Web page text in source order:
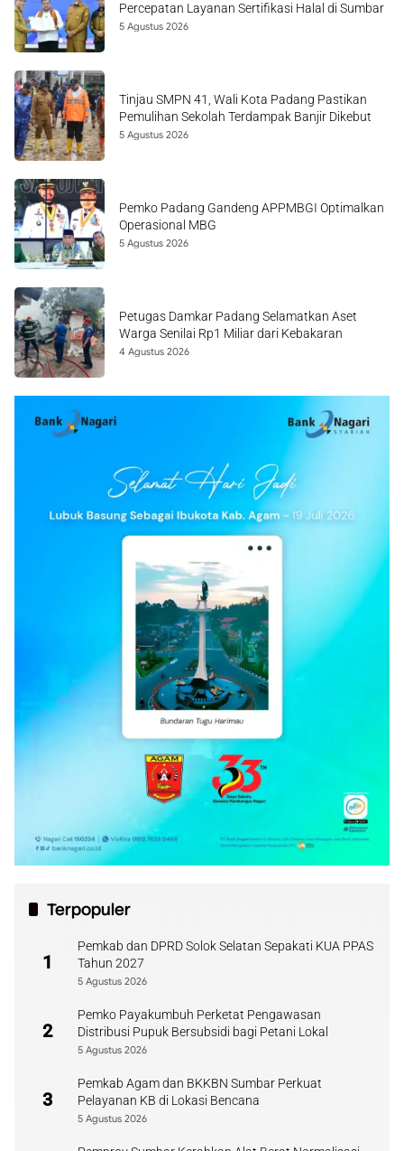
Percepatan Layanan Sertifikasi Halal di Sumbar
5 Agustus 2026
Tinjau SMPN 41, Wali Kota Padang Pastikan
Pemulihan Sekolah Terdampak Banjir Dikebut
5 Agustus 2026
Pemko Padang Gandeng APPMBGI Optimalkan
Operasional MBG
5 Agustus 2026
Petugas Damkar Padang Selamatkan Aset
Warga Senilai Rp1 Miliar dari Kebakaran
4 Agustus 2026
Terpopuler
1
Pemkab dan DPRD Solok Selatan Sepakati KUA PPAS
Tahun 2027
5 Agustus 2026
2
Pemko Payakumbuh Perketat Pengawasan
Distribusi Pupuk Bersubsidi bagi Petani Lokal
5 Agustus 2026
3
Pemkab Agam dan BKKBN Sumbar Perkuat
Pelayanan KB di Lokasi Bencana
5 Agustus 2026